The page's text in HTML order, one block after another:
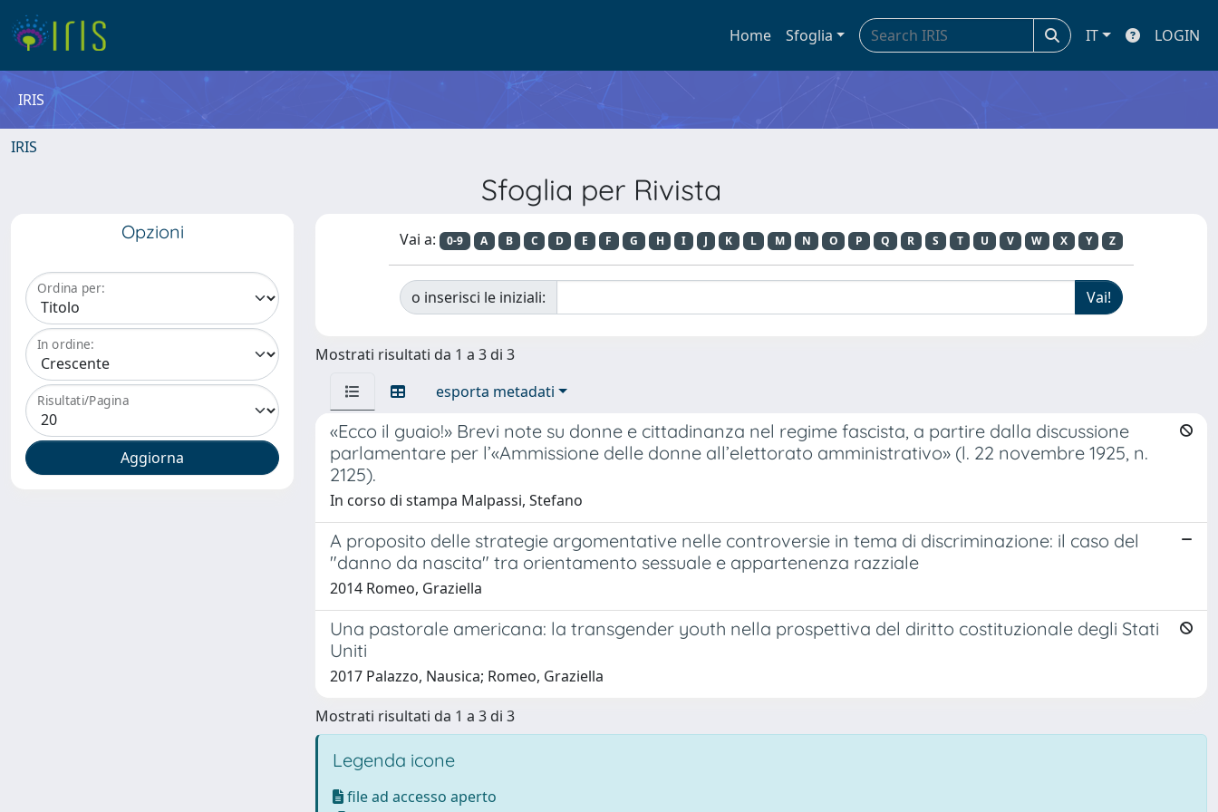
Home Sfoglia IT LOGIN
IRIS
IRIS
Sfoglia per Rivista
Opzioni
Ordina per:
In ordine:
Risultati/Pagina
Vai a: 0-9 A B C D E F G H I J K L M N O P Q R S T U V W X Y Z
o inserisci le iniziali:
Mostrati risultati da 1 a 3 di 3
esporta metadati
«Ecco il guaio!» Brevi note su donne e cittadinanza nel regime fascista, a partire dalla discussione
parlamentare per l’«Ammissione delle donne all’elettorato amministrativo» (l. 22 novembre 1925, n.
2125).
In corso di stampa Malpassi, Stefano
A proposito delle strategie argomentative nelle controversie in tema di discriminazione: il caso del
"danno da nascita" tra orientamento sessuale e appartenenza razziale
2014 Romeo, Graziella
Una pastorale americana: la transgender youth nella prospettiva del diritto costituzionale degli Stati
Uniti
2017 Palazzo, Nausica; Romeo, Graziella
Mostrati risultati da 1 a 3 di 3
Legenda icone
file ad accesso aperto